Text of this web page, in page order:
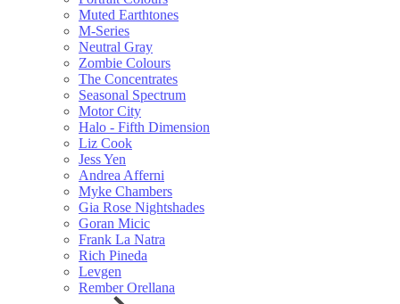
Muted Earthtones
M-Series
Neutral Gray
Zombie Colours
The Concentrates
Seasonal Spectrum
Motor City
Halo - Fifth Dimension
Liz Cook
Jess Yen
Andrea Afferni
Myke Chambers
Gia Rose Nightshades
Goran Micic
Frank La Natra
Rich Pineda
Levgen
Rember Orellana